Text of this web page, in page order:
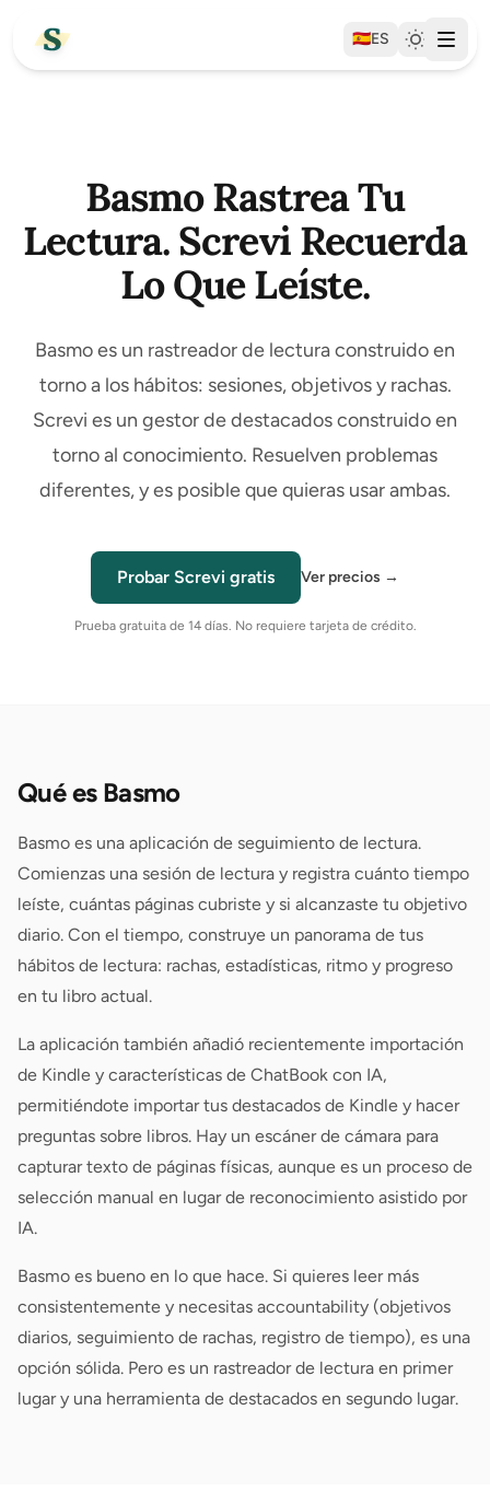
🇪🇸ES
Basmo Rastrea Tu
Lectura. Screvi Recuerda
Lo Que Leíste.
Basmo es un rastreador de lectura construido en
torno a los hábitos: sesiones, objetivos y rachas.
Screvi es un gestor de destacados construido en
torno al conocimiento. Resuelven problemas
diferentes, y es posible que quieras usar ambas.
Probar Screvi gratis Ver precios →
Prueba gratuita de 14 días. No requiere tarjeta de crédito.
Qué es Basmo
Basmo es una aplicación de seguimiento de lectura.
Comienzas una sesión de lectura y registra cuánto tiempo
leíste, cuántas páginas cubriste y si alcanzaste tu objetivo
diario. Con el tiempo, construye un panorama de tus
hábitos de lectura: rachas, estadísticas, ritmo y progreso
en tu libro actual.
La aplicación también añadió recientemente importación
de Kindle y características de ChatBook con IA,
permitiéndote importar tus destacados de Kindle y hacer
preguntas sobre libros. Hay un escáner de cámara para
capturar texto de páginas físicas, aunque es un proceso de
selección manual en lugar de reconocimiento asistido por
IA.
Basmo es bueno en lo que hace. Si quieres leer más
consistentemente y necesitas accountability (objetivos
diarios, seguimiento de rachas, registro de tiempo), es una
opción sólida. Pero es un rastreador de lectura en primer
lugar y una herramienta de destacados en segundo lugar.